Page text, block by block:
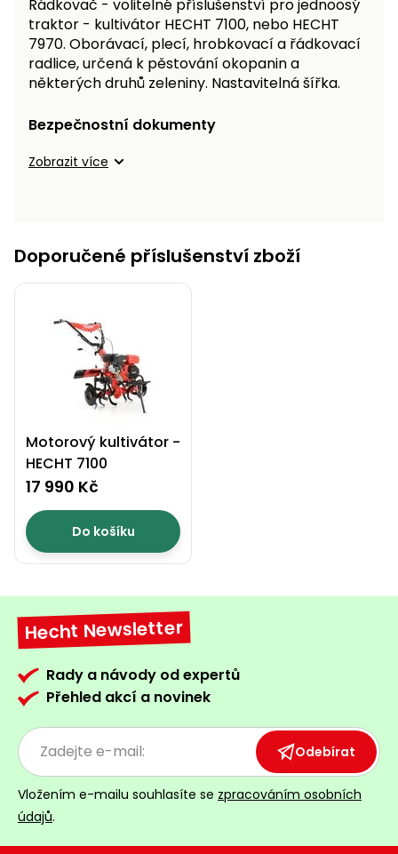
Řádkovač - volitelné příslušenství pro jednoosý
traktor - kultivátor HECHT 7100, nebo HECHT
7970. Oborávací, plecí, hrobkovací a řádkovací
radlice, určená k pěstování okopanin a
některých druhů zeleniny. Nastavitelná šířka.
Bezpečnostní dokumenty
Zobrazit více
Doporučené příslušenství zboží
Motorový kultivátor -
HECHT 7100
17 990 Kč
Do košíku
Hecht Newsletter
Rady a návody od expertů
Přehled akcí a novinek
Odebírat
Vložením e-mailu souhlasíte se zpracováním osobních
údajů.